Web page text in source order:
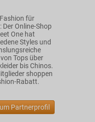
für
Der Online-Shop
One hat
Styles und
Tops über
bis Chinos.
shoppen
Rabatt.
Partnerprofil